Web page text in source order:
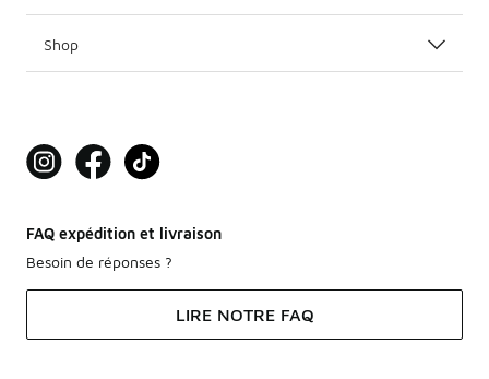
Shop
FAQ expédition et livraison
Besoin de réponses ?
LIRE NOTRE FAQ